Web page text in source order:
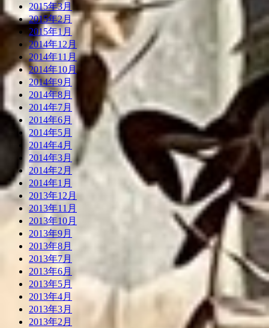
2015年3月
2015年2月
2015年1月
2014年12月
2014年11月
2014年10月
2014年9月
2014年8月
2014年7月
2014年6月
2014年5月
2014年4月
2014年3月
2014年2月
2014年1月
2013年12月
2013年11月
2013年10月
2013年9月
2013年8月
2013年7月
2013年6月
2013年5月
2013年4月
2013年3月
2013年2月